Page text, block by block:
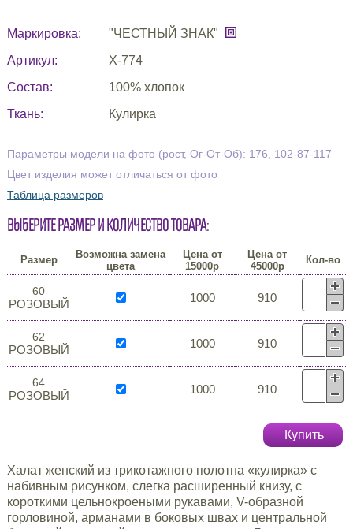
Маркировка:
"ЧЕСТНЫЙ ЗНАК"
Артикул:
Х-774
Состав:
100% хлопок
Ткань:
Кулирка
Параметры модели на фото (рост, Ог-От-Об): 176, 102-87-117
Цвет изделия может отличаться от фото
Таблица размеров
Выберите размер и количество товара:
Размер
Возможна замена
цвета
Цена от
15000р
Цена от
45000р
Кол-во
60
РОЗОВЫЙ 1000 910
62
РОЗОВЫЙ 1000 910
64
РОЗОВЫЙ 1000 910
Купить
Халат женский из трикотажного полотна «кулирка» с
набивным рисунком, слегка расширенный книзу, с
короткими цельнокроеными рукавами, V-образной
горловиной, арманами в боковых швах и центральной